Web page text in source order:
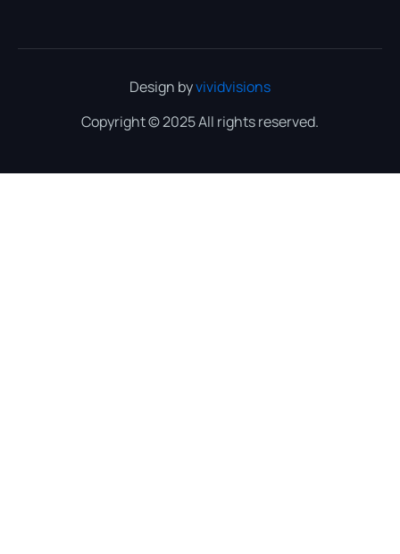
Design byvividvisions
Copyright © 2025 All rights reserved.